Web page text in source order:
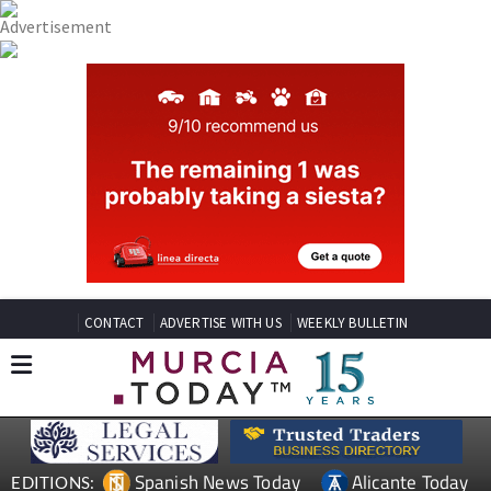
CONTACT ADVERTISE WITH US WEEKLY BULLETIN
EDITIONS: Spanish News Today Alicante Today